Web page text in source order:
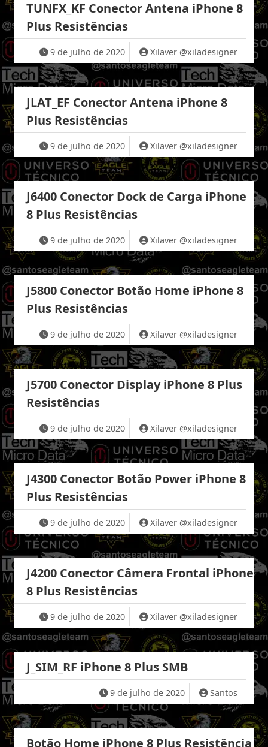
TUNFX_KF Conector Antena iPhone 8
Plus Resistências
9 de julho de 2020 Xilaver @xiladesigner
JLAT_EF Conector Antena iPhone 8
Plus Resistências
9 de julho de 2020 Xilaver @xiladesigner
J6400 Conector Dock de Carga iPhone
8 Plus Resistências
9 de julho de 2020 Xilaver @xiladesigner
J5800 Conector Botão Home iPhone 8
Plus Resistências
9 de julho de 2020 Xilaver @xiladesigner
J5700 Conector Display iPhone 8 Plus
Resistências
9 de julho de 2020 Xilaver @xiladesigner
J4300 Conector Botão Power iPhone 8
Plus Resistências
9 de julho de 2020 Xilaver @xiladesigner
J4200 Conector Câmera Frontal iPhone
8 Plus Resistências
9 de julho de 2020 Xilaver @xiladesigner
J_SIM_RF iPhone 8 Plus SMB
9 de julho de 2020 Santos
Botão Home iPhone 8 Plus Resistência